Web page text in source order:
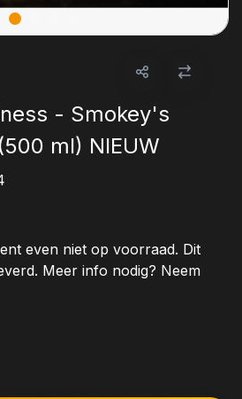
- Smokey's
ml) NIEUW
even niet op voorraad. Dit
Meer info nodig? Neem